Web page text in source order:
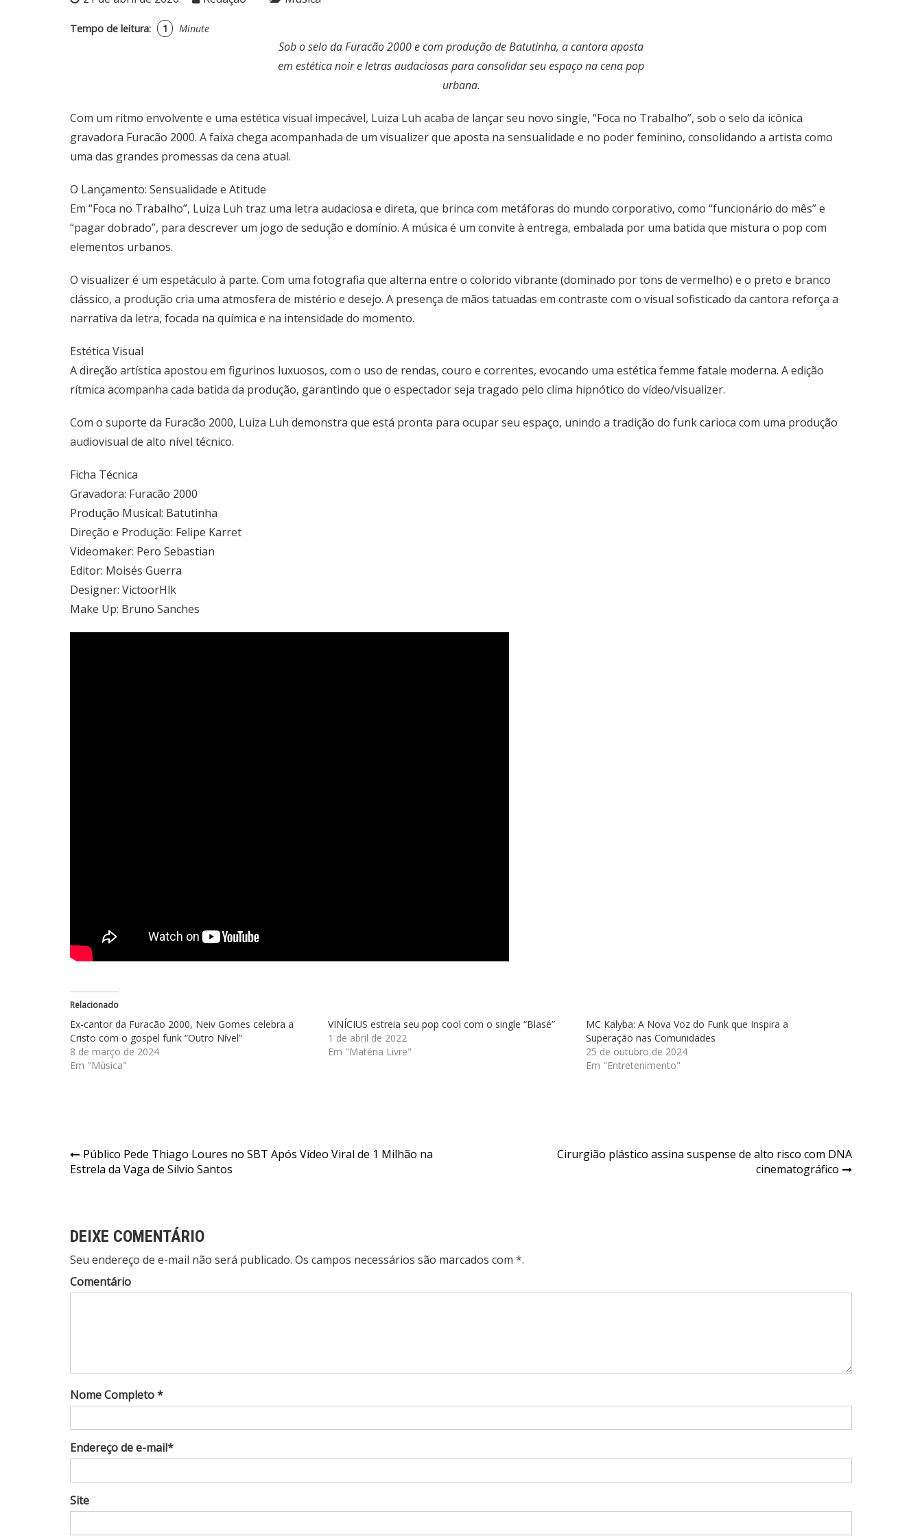
Tempo de leitura: 1 Minute
Sob o selo da Furacão 2000 e com produção de Batutinha, a cantora aposta
em estética noir e letras audaciosas para consolidar seu espaço na cena pop
urbana.
Com um ritmo envolvente e uma estética visual impecável, Luiza Luh acaba de lançar seu novo single, “Foca no Trabalho”, sob o selo da icônica
gravadora Furacão 2000. A faixa chega acompanhada de um visualizer que aposta na sensualidade e no poder feminino, consolidando a artista como
uma das grandes promessas da cena atual.
O Lançamento: Sensualidade e Atitude
Em “Foca no Trabalho”, Luiza Luh traz uma letra audaciosa e direta, que brinca com metáforas do mundo corporativo, como “funcionário do mês” e
“pagar dobrado”, para descrever um jogo de sedução e domínio. A música é um convite à entrega, embalada por uma batida que mistura o pop com
elementos urbanos.
O visualizer é um espetáculo à parte. Com uma fotografia que alterna entre o colorido vibrante (dominado por tons de vermelho) e o preto e branco
clássico, a produção cria uma atmosfera de mistério e desejo. A presença de mãos tatuadas em contraste com o visual sofisticado da cantora reforça a
narrativa da letra, focada na química e na intensidade do momento.
Estética Visual
A direção artística apostou em figurinos luxuosos, com o uso de rendas, couro e correntes, evocando uma estética femme fatale moderna. A edição
rítmica acompanha cada batida da produção, garantindo que o espectador seja tragado pelo clima hipnótico do vídeo/visualizer.
Com o suporte da Furacão 2000, Luiza Luh demonstra que está pronta para ocupar seu espaço, unindo a tradição do funk carioca com uma produção
audiovisual de alto nível técnico.
Ficha Técnica
Gravadora: Furacão 2000
Produção Musical: Batutinha
Direção e Produção: Felipe Karret
Videomaker: Pero Sebastian
Editor: Moisés Guerra
Designer: VictoorHlk
Make Up: Bruno Sanches
Relacionado
Ex-cantor da Furacão 2000, Neiv Gomes celebra a
Cristo com o gospel funk “Outro Nível”
8 de março de 2024
Em "Música"
VINÍCIUS estreia seu pop cool com o single “Blasé”
1 de abril de 2022
Em "Matéria Livre"
MC Kalyba: A Nova Voz do Funk que Inspira a
Superação nas Comunidades
25 de outubro de 2024
Em "Entretenimento"
Navegação
de
Público Pede Thiago Loures no SBT Após Vídeo Viral de 1 Milhão na
Estrela da Vaga de Silvio Santos
Cirurgião plástico assina suspense de alto risco com DNA
cinematográfico
DEIXE COMENTÁRIO
Seu endereço de e-mail não será publicado. Os campos necessários são marcados com *.
Comentário
Nome Completo *
Endereço de e-mail*
Site